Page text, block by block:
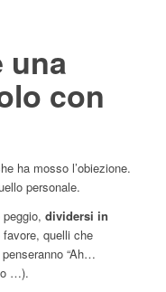
una
con
ha mosso l’obiezione.
personale.
dividersi in
quelli che
“Ah…
…).